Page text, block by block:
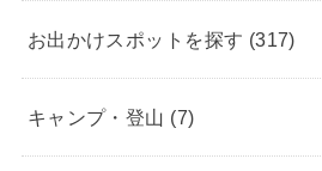
お出かけスポットを探す (317)
キャンプ・登山 (7)